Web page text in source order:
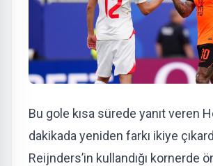
Bu gole kısa sürede yanıt veren
dakikada yeniden farkı ikiye
Reijnders’in kullandığı kornerde